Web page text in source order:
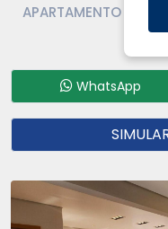
APARTAMENTO À
WhatsApp